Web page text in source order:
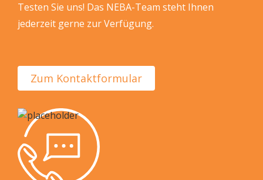
Testen Sie uns! Das NEBA-Team steht Ihnen
jederzeit gerne zur Verfügung.
Zum Kontaktformular